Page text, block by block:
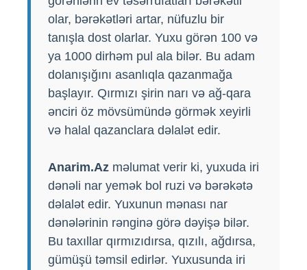
olar, bərəkətləri artar, nüfuzlu bir
tanışla dost olarlar. Yuxu görən 100 və
ya 1000 dirhəm pul ala bilər. Bu adam
dolanışığını asanlıqla qazanmağa
başlayır. Qırmızı şirin narı və ağ-qara
ənciri öz mövsümündə görmək xeyirli
və halal qazanclara dəlalət edir.
Anarim.Az məlumat verir ki, yuxuda iri
dənəli nar yemək bol ruzi və bərəkətə
dəlalət edir. Yuxunun mənası nar
dənələrinin rənginə görə dəyişə bilər.
Bu taxıllar qırmızıdırsa, qızılı, ağdırsa,
gümüşü təmsil edirlər. Yuxusunda iri